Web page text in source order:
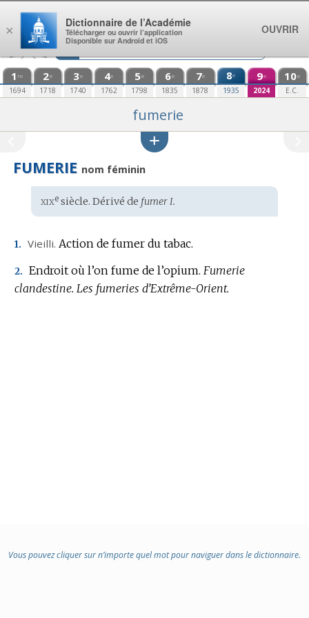
Aller au contenu
1 re
1694
2e
1718
3e
1740
4e
1762
5e
1798
6e
1835
7e
1878
8e
1935
9e
2024
10e
E.C.
fumerie
FUMERIE nom féminin
Étymologie
:
xixesiècle. Dérivé de fumer I.
1. Vieilli. Action de fumer du tabac.
2. Endroit où l’on fume de l’opium. Fumerie
clandestine. Les fumeries d’Extrême-Orient.
Vous pouvez cliquer sur n’importe quel mot pour naviguer dans le dictionnaire.
×
Dictionnaire de l’Académie
Télécharger ou ouvrir l’application
Disponible sur Android et iOS
OUVRIR